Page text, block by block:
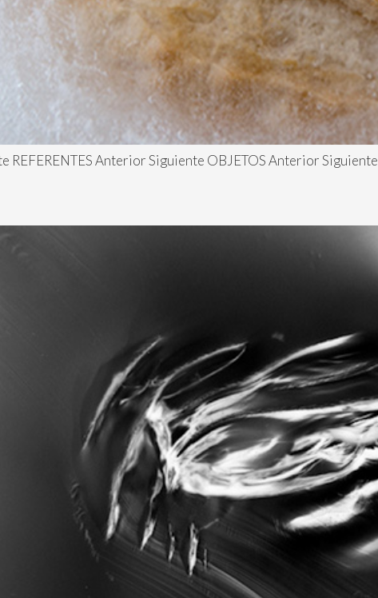
REFERENTES Anterior Siguiente OBJETOS Anterior Siguiente